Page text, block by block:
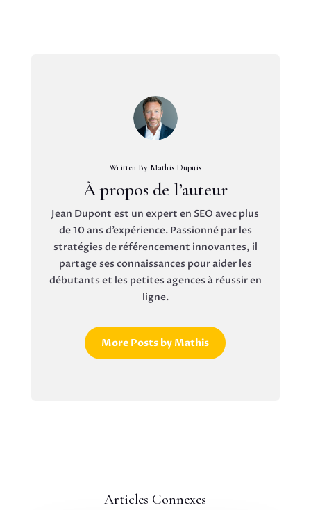
Written By Mathis Dupuis
À propos de l’auteur
Jean Dupont est un expert en SEO avec plus
de 10 ans d’expérience. Passionné par les
stratégies de référencement innovantes, il
partage ses connaissances pour aider les
débutants et les petites agences à réussir en
ligne.
More Posts by Mathis
Articles Connexes